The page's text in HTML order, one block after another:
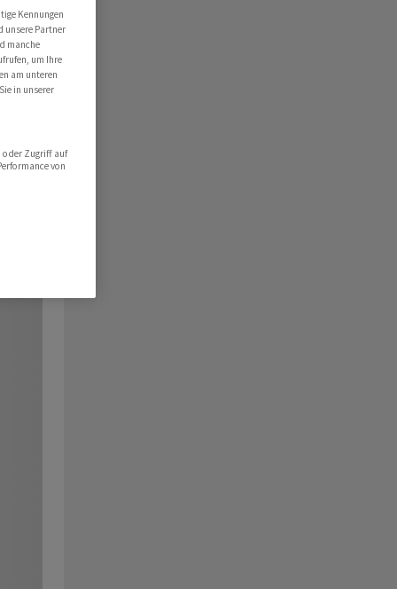
Kennungen
unsere Partner
manche
um Ihre
am unteren
in unserer
oder Zugriff auf
von